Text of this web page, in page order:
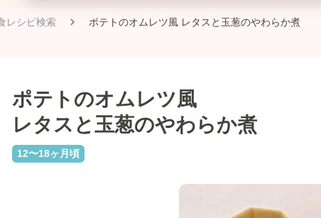
レシピ検索 ポテトのオムレツ風 レタスと玉葱のやわらか煮
ポテトのオムレツ風
レタスと玉葱のやわらか煮
12〜18ヶ月頃